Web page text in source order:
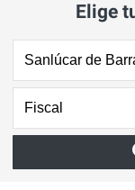
Elige